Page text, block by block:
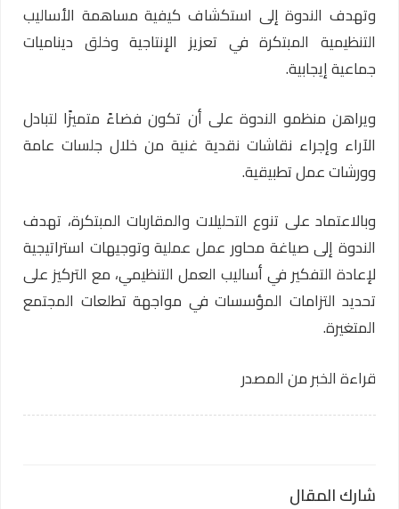
وتهدف الندوة إلى استكشاف كيفية مساهمة الأساليب
التنظيمية المبتكرة في تعزيز الإنتاجية وخلق ديناميات
جماعية إيجابية.
ويراهن منظمو الندوة على أن تكون فضاءً متميزًا لتبادل
الآراء وإجراء نقاشات نقدية غنية من خلال جلسات عامة
وورشات عمل تطبيقية.
وبالاعتماد على تنوع التحليلات والمقاربات المبتكرة، تهدف
الندوة إلى صياغة محاور عمل عملية وتوجيهات استراتيجية
لإعادة التفكير في أساليب العمل التنظيمي، مع التركيز على
تحديد التزامات المؤسسات في مواجهة تطلعات المجتمع
المتغيرة.
قراءة الخبر من المصدر
شارك المقال